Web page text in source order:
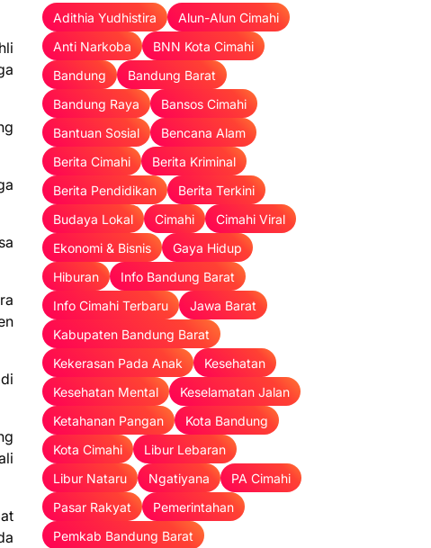
Adithia Yudhistira
Alun-Alun Cimahi
Anti Narkoba
BNN Kota Cimahi
Bandung
Bandung Barat
Bandung Raya
Bansos Cimahi
Bantuan Sosial
Bencana Alam
Berita Cimahi
Berita Kriminal
Berita Pendidikan
Berita Terkini
Budaya Lokal
Cimahi
Cimahi Viral
Ekonomi & Bisnis
Gaya Hidup
Hiburan
Info Bandung Barat
Info Cimahi Terbaru
Jawa Barat
Kabupaten Bandung Barat
Kekerasan Pada Anak
Kesehatan
Kesehatan Mental
Keselamatan Jalan
Ketahanan Pangan
Kota Bandung
Kota Cimahi
Libur Lebaran
Libur Nataru
Ngatiyana
PA Cimahi
Pasar Rakyat
Pemerintahan
Pemkab Bandung Barat